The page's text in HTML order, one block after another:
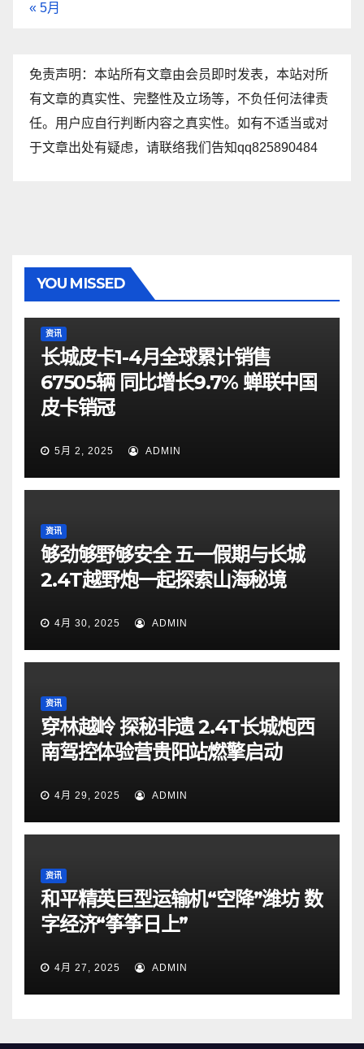
« 5月
免责声明：本站所有文章由会员即时发表，本站对所
有文章的真实性、完整性及立场等，不负任何法律责
任。用户应自行判断内容之真实性。如有不适当或对
于文章出处有疑虑，请联络我们告知qq825890484
YOU MISSED
资讯
长城皮卡1-4月全球累计销售
67505辆 同比增长9.7% 蝉联中国
皮卡销冠
5月 2, 2025 ADMIN
资讯
够劲够野够安全 五一假期与长城
2.4T越野炮一起探索山海秘境
4月 30, 2025 ADMIN
资讯
穿林越岭 探秘非遗 2.4T长城炮西
南驾控体验营贵阳站燃擎启动
4月 29, 2025 ADMIN
资讯
和平精英巨型运输机“空降”潍坊 数
字经济“筝筝日上”
4月 27, 2025 ADMIN